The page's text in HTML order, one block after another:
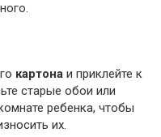
картона и приклейте к
старые обои или
ребенка, чтобы
их.